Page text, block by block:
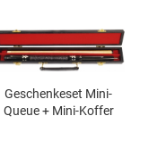
Ge­schen­ke­set Mini-​
Queue + Mini-​Kof­fer